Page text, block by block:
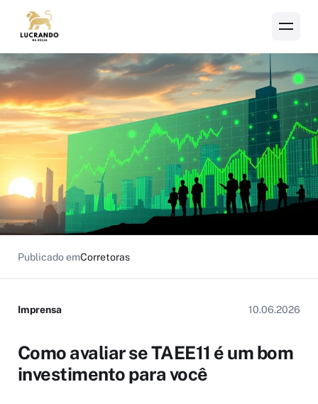
Publicado emCorretoras
Imprensa 10.06.2026
Como avaliar se TAEE11 é um bom
investimento para você